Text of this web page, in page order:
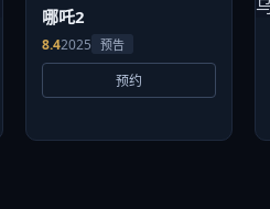
哪吒2
8.42025 预告
预约